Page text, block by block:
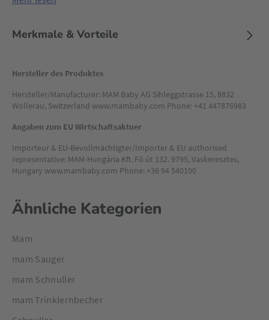
erneuerbaren Materialien, um einen möglichst geringen
Climate Partner kompensiert.
Merkmale & Vorteile
Hersteller des Produktes
Hersteller/Manufacturer: MAM Baby AG Sihleggstrasse 15, 8832
Wollerau, Switzerland www.mambaby.com Phone: +41 447876983
Angaben zum EU Wirtschaftsaktuer
Importeur & EU-Bevollmächtigter/Importer & EU authorised
representative: MAM-Hungária Kft. Fő út 132. 9795, Vaskeresztes,
Hungary www.mambaby.com Phone: +36 94 540100
Ähnliche Kategorien
Mam
mam Sauger
mam Schnuller
mam Trinklernbecher